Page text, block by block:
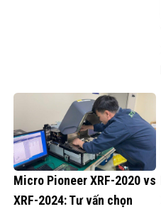
Micro Pioneer XRF-2020 vs
XRF-2024: Tư vấn chọn